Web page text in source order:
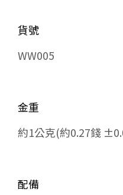
貨號
WW005
金重
約1公克(約0.27錢
配備